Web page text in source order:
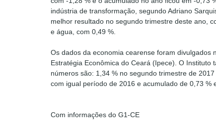
indústria de transformação, segundo Adriano
melhor resultado no segundo trimestre deste ano,
e água, com 0,49 %.
Os dados da economia cearense foram
Estratégia Econômica do Ceará (Ipece). O
números são: 1,34 % no segundo trimestre de
com igual período de 2016 e acumulado de 0,73 %
Com informações do G1-CE